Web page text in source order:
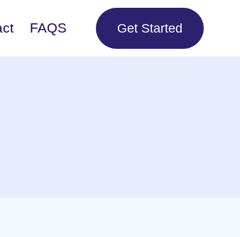
FAQS Get Started